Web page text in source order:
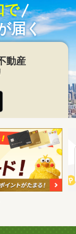
で
届く
動産